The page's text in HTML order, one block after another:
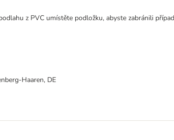
z PVC umístěte podložku, abyste zabránili
Haaren, DE